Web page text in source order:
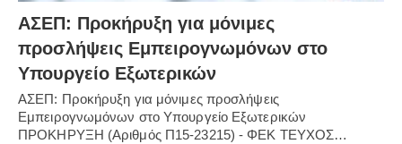
ΑΣΕΠ: Προκήρυξη για μόνιμες
προσλήψεις Εμπειρογνωμόνων στο
Υπουργείο Εξωτερικών
ΑΣΕΠ: Προκήρυξη για μόνιμες προσλήψεις
Εμπειρογνωμόνων στο Υπουργείο Εξωτερικών
ΠΡΟΚΗΡΥΞΗ (Αριθμός Π15-23215) - ΦΕΚ ΤΕΥΧΟΣ…